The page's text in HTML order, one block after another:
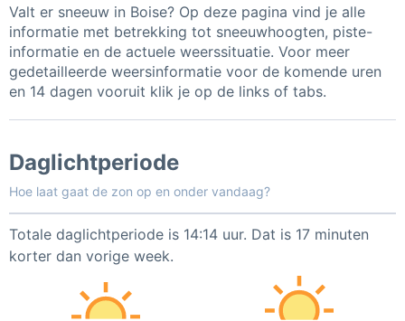
Valt er sneeuw in Boise? Op deze pagina vind je alle
informatie met betrekking tot sneeuwhoogten, piste-
informatie en de actuele weerssituatie. Voor meer
gedetailleerde weersinformatie voor de komende uren
en 14 dagen vooruit klik je op de links of tabs.
Daglichtperiode
Hoe laat gaat de zon op en onder vandaag?
Totale daglichtperiode is 14:14 uur. Dat is 17 minuten
korter dan vorige week.